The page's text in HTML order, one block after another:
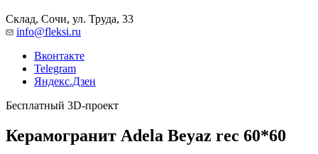
Склад, Сочи, ул. Труда, 33
info@fleksi.ru
Вконтакте
Telegram
Яндекс.Дзен
Бесплатный 3D-проект
Керамогранит Adela Beyaz rec 60*60